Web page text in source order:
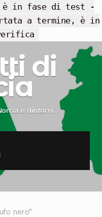
è in fase di test -
a termine, è in
di
e dintorni
nero”